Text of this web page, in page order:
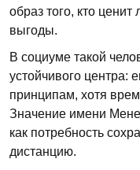
образ того, кто
выгоды.
В социуме такой
устойчивого центра:
принципам, хотя
Значение имени
как потребность
дистанцию.